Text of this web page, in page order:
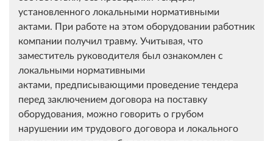
установленного локальными нормативными
актами. При работе на этом оборудовании работник
компании получил травму. Учитывая, что
заместитель руководителя был ознакомлен с
локальными нормативными
актами, предписывающими проведение тендера
перед заключением договора на поставку
оборудования, можно говорить о грубом
нарушении им трудового договора и локального